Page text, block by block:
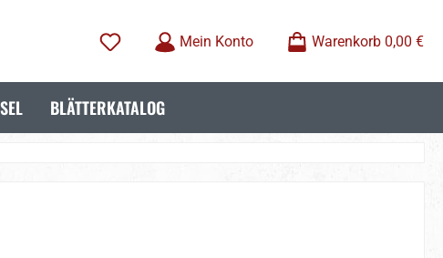
Mein Konto
Warenkorb 0,00 €
BLÄTTERKATALOG